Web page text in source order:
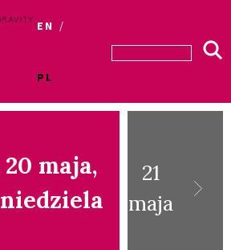
EN
PL
20 maja,
niedziela
21
maja